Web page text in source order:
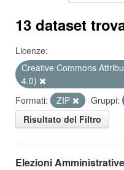
13 dataset
Licenze:
Creative Commons
4.0)
Formati:
ZIP Gruppi:
Risultato del Filtro
Elezioni